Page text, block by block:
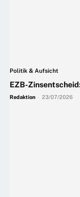
Politik & Aufsicht
EZB-
Redaktion 23/07/2026